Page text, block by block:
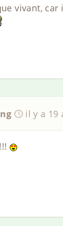
vivant,
il y a 19